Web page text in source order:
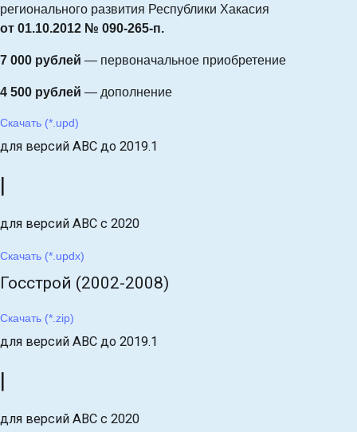
регионального развития Республики Хакасия
от 01.10.2012 № 090-265-п.
7 000 рублей — первоначальное приобретение
4 500 рублей — дополнение
Скачать (*.upd)
для версий АВС до 2019.1
|
для версий АВС с 2020
Скачать (*.updx)
Госстрой (2002-2008)
Скачать (*.zip)
для версий АВС до 2019.1
|
для версий АВС с 2020